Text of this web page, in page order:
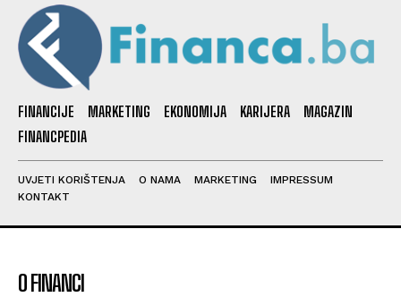
FINANCIJE MARKETING EKONOMIJA KARIJERA
MAGAZIN
FINANCPEDIA
UVJETI KORIŠTENJA O NAMA MARKETING
IMPRESSUM
KONTAKT
O FINANCI